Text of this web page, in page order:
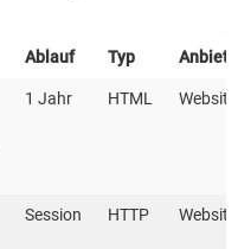
der Ladepunkte
über das
Ablauf Typ
1 Jahr HTML Website
Session HTTP Website